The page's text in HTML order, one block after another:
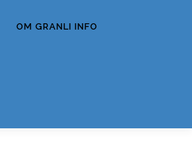
OM GRANLI INFO